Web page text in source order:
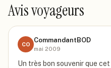
Avis voyageurs
CO
CommandantBOD
mai 2009
Un très bon souvenir que